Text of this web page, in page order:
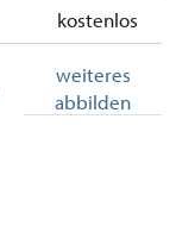
kostenlos
kostenlos
kostenlos
weiteres
abbilden